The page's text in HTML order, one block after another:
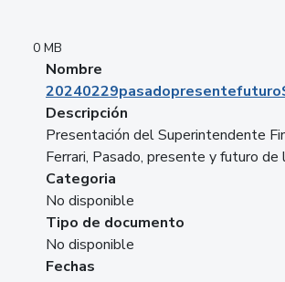
0 MB
Nombre
Descripción
Presentación del Superintendente
Ferrari, Pasado, presente y futuro de
Categoria
No disponible
Tipo de documento
No disponible
Fechas